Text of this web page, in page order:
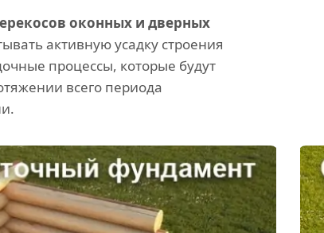
оконных и дверных
активную усадку строения
процессы, которые будут
всего периода